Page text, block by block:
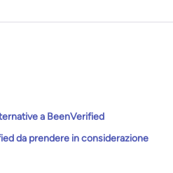
a BeenVerified
da prendere in considerazione